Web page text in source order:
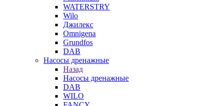
WATERSTRY
Wilo
Джилекс
Omnigena
Grundfos
DAB
Насосы дренажные
Назад
Насосы дренажные
DAB
WILO